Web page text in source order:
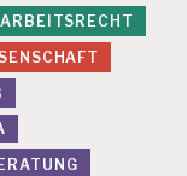
ARBEITSRECHT